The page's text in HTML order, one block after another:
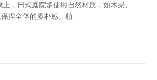
，日式庭院多使用自然材质，如木柴、
捏全体的质朴感。植